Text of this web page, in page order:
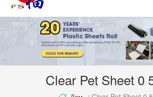
Clear Pet Sheet 0